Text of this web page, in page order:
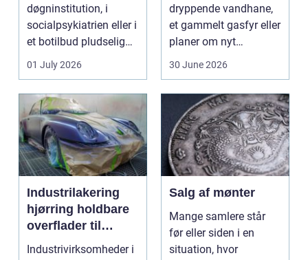
døgninstitution, i
socialpsykiatrien eller i
et botilbud pludselig
ændrer sig, k...
01 July 2026
dryppende vandhane,
et gammelt gasfyr eller
planer om nyt
badeværelse, bliver
30 June 2026
Industrilakering
hjørring holdbare
overflader til
industri og erhverv
Industrivirksomheder i
Salg af mønter
Mange samlere står
før eller siden i en
situation, hvor